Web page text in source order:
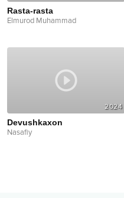
Rasta-rasta
Elmurod Muhammad
2024
Devushkaxon
Nasafiy